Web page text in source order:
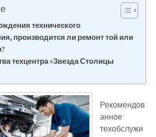
технического
производится ли ремонт той или
техцентра «Звезда Столицы
Рекомендов
анное
техобслужи